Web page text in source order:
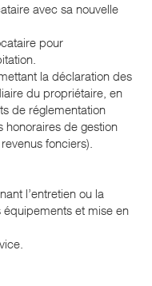
avec sa nouvelle
pour
la déclaration des
du propriétaire, en
de réglementation
honoraires de gestion
fonciers).
l’entretien ou la
et mise en